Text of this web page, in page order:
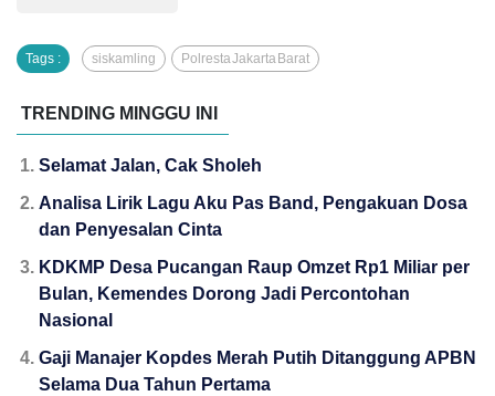
Tags : siskamling Polresta Jakarta Barat
TRENDING MINGGU INI
Selamat Jalan, Cak Sholeh
Analisa Lirik Lagu Aku Pas Band, Pengakuan Dosa
dan Penyesalan Cinta
KDKMP Desa Pucangan Raup Omzet Rp1 Miliar per
Bulan, Kemendes Dorong Jadi Percontohan
Nasional
Gaji Manajer Kopdes Merah Putih Ditanggung APBN
Selama Dua Tahun Pertama